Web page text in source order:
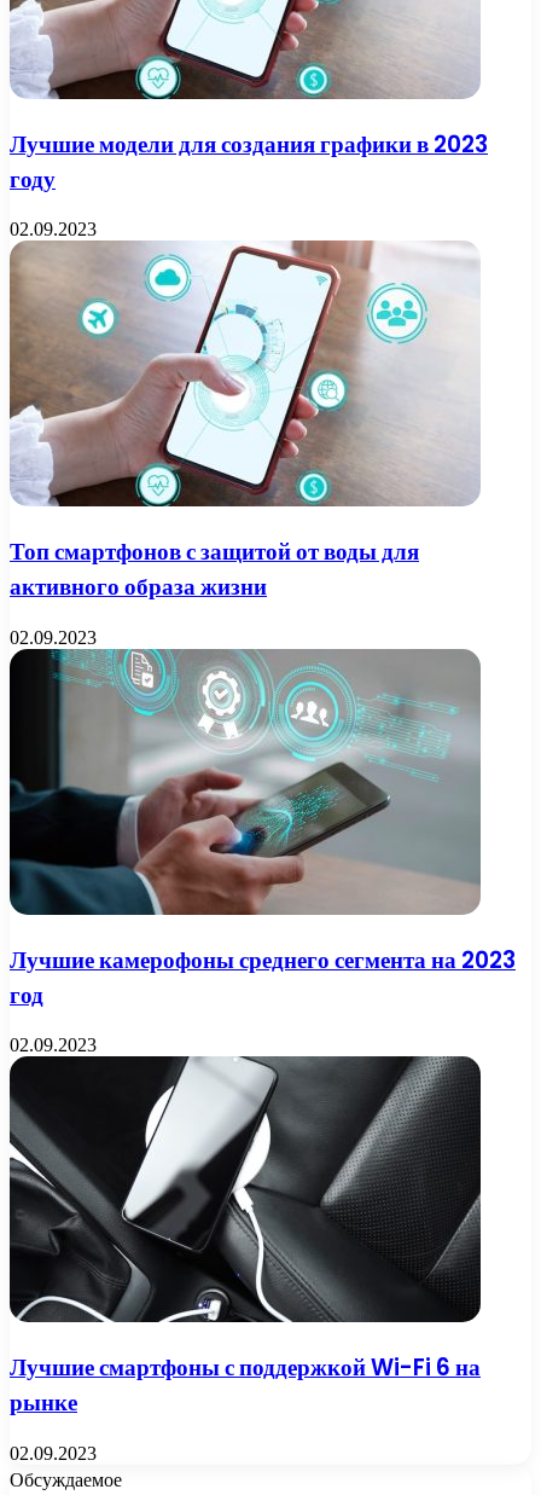
Лучшие модели для создания графики в 2023
году
02.09.2023
Топ смартфонов с защитой от воды для
активного образа жизни
02.09.2023
Лучшие камерофоны среднего сегмента на 2023
год
02.09.2023
Лучшие смартфоны с поддержкой Wi-Fi 6 на
рынке
02.09.2023
Обсуждаемое